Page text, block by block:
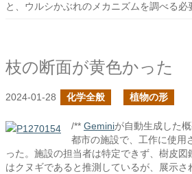
と、ウルシかぶれのメカニズムを調べる必
枝の断面が黄色かった
2024-01-28 化学全般 植物の形
/** Geminiが自動生成した
都市の施設で、工作に使用
った。施設の担当者は特定できず、樹皮
はクヌギであると推測しているが、展示さ